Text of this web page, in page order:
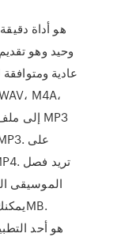
وحيد وهو
عادية
الموسيقى